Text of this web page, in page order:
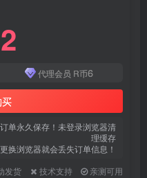
代理会员 R币6
单永久保存！未登录浏览器清
理缓存
换浏览器就会丢失订单信息！
发货 技术支持 亲测可用